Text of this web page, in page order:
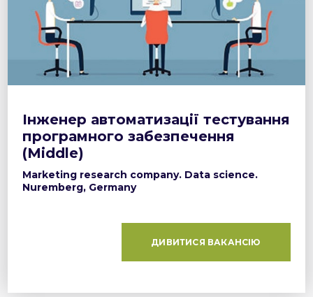
Інженер автоматизації тестування
програмного забезпечення
(Middle)
Marketing research company. Data science.
Nuremberg, Germany
ДИВИТИСЯ ВАКАНСІЮ